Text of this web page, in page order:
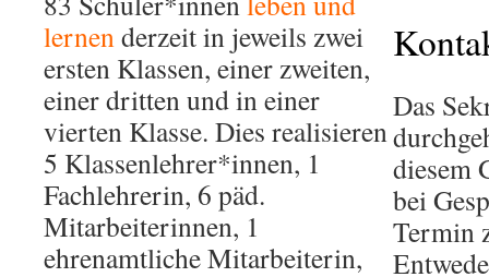
lernenderzeit in jeweils zwei
ersten Klassen, einer zweiten,
einer dritten und in einer
vierten Klasse. Dies realisieren
5 Klassenlehrer*innen, 1
Fachlehrerin, 6 päd.
Mitarbeiterinnen, 1
ehrenamtliche Mitarbeiterin,
Das
diesem
bei
Termin